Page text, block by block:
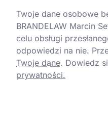
Twoje dane osobowe
BRANDELAW Marcin
celu obsługi
odpowiedzi na nie.
Twoje dane. Dowiedz
prywatności.